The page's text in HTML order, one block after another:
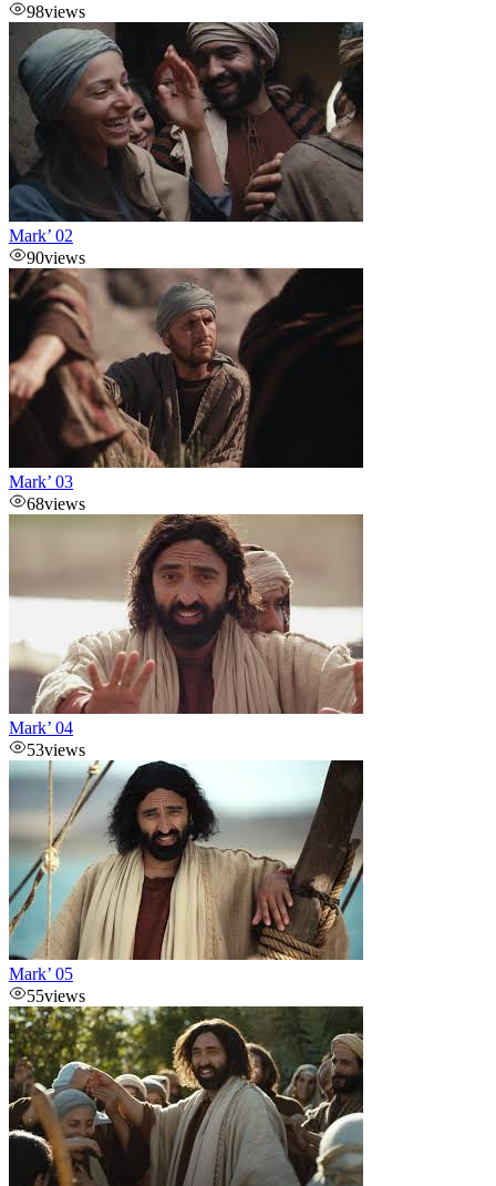
98views
Mark’ 02
90views
Mark’ 03
68views
Mark’ 04
53views
Mark’ 05
55views